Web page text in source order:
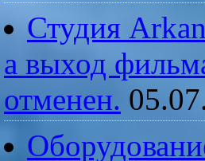
Студия
а выход
отменен.